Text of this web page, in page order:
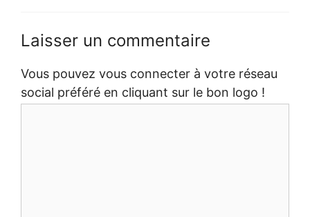
Laisser un commentaire
Vous pouvez vous connecter à votre réseau
social préféré en cliquant sur le bon logo !